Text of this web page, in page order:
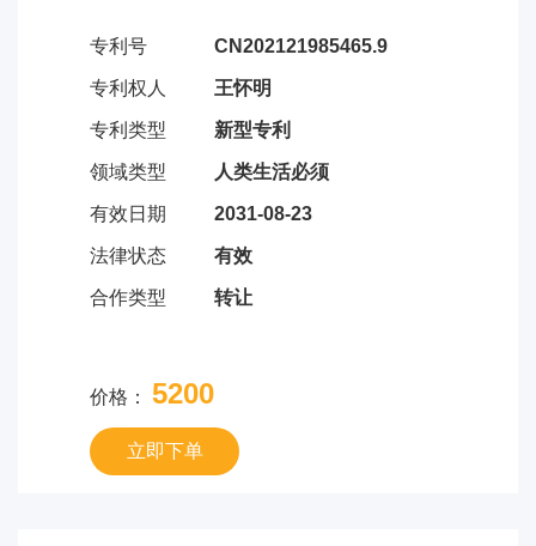
专利号 CN202121985465.9
专利权人 王怀明
专利类型 新型专利
领域类型 人类生活必须
有效日期 2031-08-23
法律状态 有效
合作类型 转让
价格： 5200
立即下单